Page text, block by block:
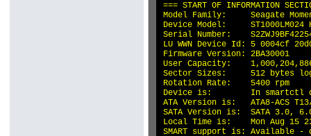
=== START OF INFORMATION
Model Family:     Seagate
Device Model:     ST1000LM024
Serial Number:
LU WWN Device Id: 5 0004cf
Firmware Version: 2BA30001
User Capacity:
Sector Sizes:     512 bytes
Rotation Rate:    5400 rpm
Device is:        In smartctl
ATA Version is:   ATA8-ACS
SATA Version is:  SATA 3.0,
Local Time is:    Mon Aug 15
SMART support is: Available -